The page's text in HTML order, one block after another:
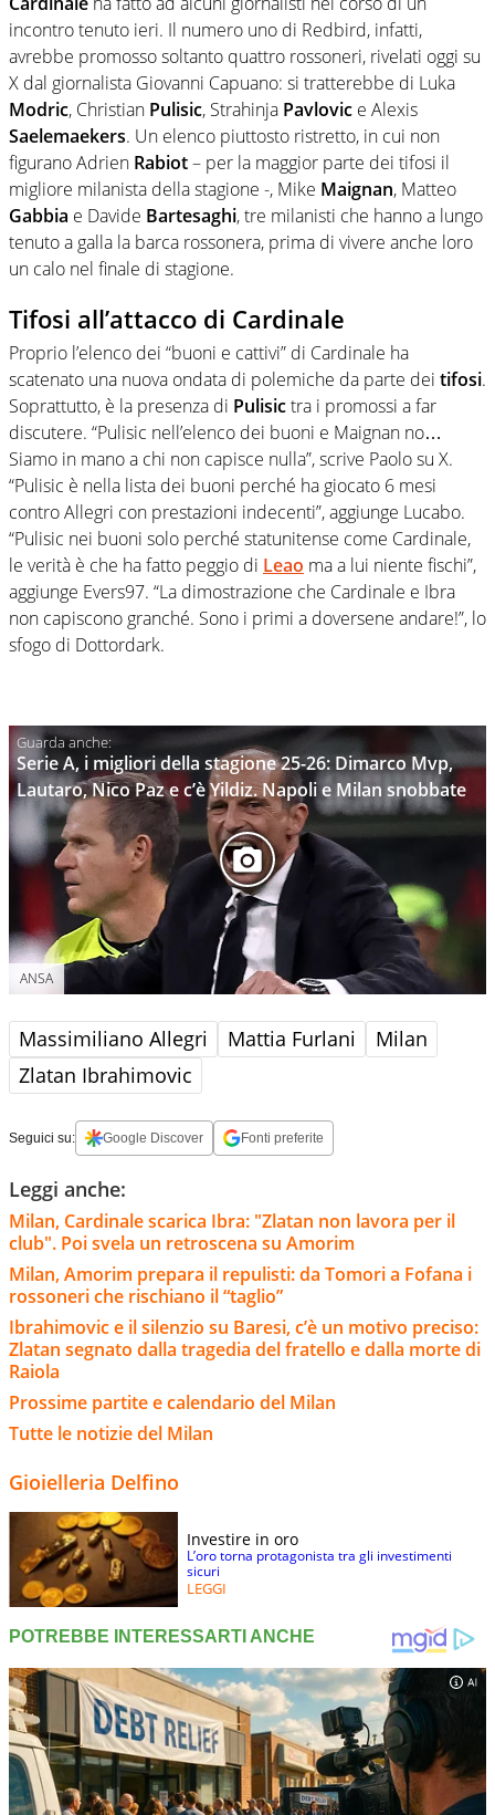
incontro tenuto ieri. Il numero uno di Redbird, infatti,
avrebbe promosso soltanto quattro rossoneri, rivelati oggi su
X dal giornalista Giovanni Capuano: si tratterebbe di Luka
Modric, Christian Pulisic, Strahinja Pavlovic e Alexis
Saelemaekers. Un elenco piuttosto ristretto, in cui non
figurano Adrien Rabiot– per la maggior parte dei tifosi il
migliore milanista della stagione -, Mike Maignan, Matteo
Gabbia e Davide Bartesaghi, tre milanisti che hanno a lungo
tenuto a galla la barca rossonera, prima di vivere anche loro
un calo nel finale di stagione.
Tifosi all’attacco di Cardinale
Proprio l’elenco dei “buoni e cattivi” di Cardinale ha
scatenato una nuova ondata di polemiche da parte dei tifosi.
Soprattutto, è la presenza di Pulisictra i promossi a far
discutere. “Pulisic nell’elenco dei buoni e Maignan no…
Siamo in mano a chi non capisce nulla”, scrive Paolo su X.
“Pulisic è nella lista dei buoni perché ha giocato 6 mesi
contro Allegri con prestazioni indecenti”, aggiunge Lucabo.
“Pulisic nei buoni solo perché statunitense come Cardinale,
le verità è che ha fatto peggio di Leao ma a lui niente fischi”,
aggiunge Evers97. “La dimostrazione che Cardinale e Ibra
non capiscono granché. Sono i primi a doversene andare!”, lo
sfogo di Dottordark.
Serie A, i migliori della stagione 25-26: Dimarco Mvp,
Lautaro, Nico Paz e c’è Yildiz. Napoli e Milan snobbate
ANSA
Massimiliano Allegri Mattia Furlani
Milan
Zlatan Ibrahimovic
Seguici su: Google Discover Fonti preferite
Leggi anche:
Milan, Cardinale scarica Ibra: "Zlatan non lavora per il
club". Poi svela un retroscena su Amorim
Milan, Amorim prepara il repulisti: da Tomori a Fofana i
rossoneri che rischiano il “taglio”
Ibrahimovic e il silenzio su Baresi, c’è un motivo preciso:
Zlatan segnato dalla tragedia del fratello e dalla morte di
Raiola
Prossime partite e calendario del Milan
Tutte le notizie del Milan
Gioielleria Delfino
Investire in oro
L’oro torna protagonista tra gli investimenti
sicuri
LEGGI